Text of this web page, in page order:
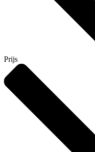
Prijs